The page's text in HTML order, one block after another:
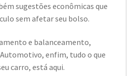
sugestões econômicas que
sem afetar seu bolso.
e balanceamento,
enfim, tudo o que
carro, está aqui.